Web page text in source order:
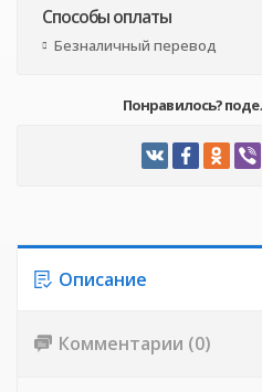
Способы оплаты
Безналичный перевод
Понравилось?
Описание
Комментарии (0)